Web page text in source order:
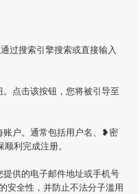
过搜索引擎搜索或直接输入
点击该按钮，您将被引导至
账户。通常包括用户名、❥密
利完成注册。
供的电子邮件地址或手机号
安全性，并防止不法分子滥用